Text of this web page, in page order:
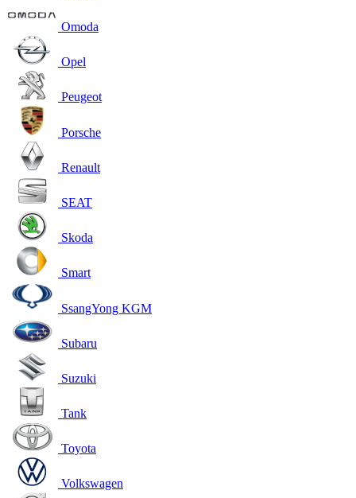
Omoda
Opel
Peugeot
Porsche
Renault
SEAT
Skoda
Smart
SsangYong KGM
Subaru
Suzuki
Tank
Toyota
Volkswagen